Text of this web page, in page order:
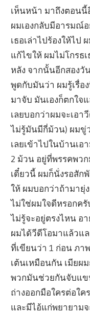
เห็นหน้า มาถึงตอนนี้
ผมเองกลับมีอารมณ์อ
เธอเล่าไปร้องให้ไป
แก้ไขให้ ผมไม่โกรธเ
หลัง จากนั้นอีกสอง
พูดกับมันว่า ผมรู้เรื่อ
มาจับ มันเองก็ตกใจ
เลยบอกว่าผมจะเอ
ไม่รู้มันมีกี่ม้วน) ผมขู่
เลยเข้าไปในบ้านเ
2 ม้วน อยู่ที่พรรคพว
เดี๋ยวนี้ ผมก็นั่งรอสัก
ให้ ผมบอกว่าถ้ามายุ่
ไม่ใช่ผมใจดีหรอกค
ไม่รู้จะอยู่ตรงไหน อ
ผมได้วีดีโอมาแล้วแ
ที่เขียนว่า 1 ก่อน ภา
เต้นเหมือนกัน เมียผ
พวกมันช่วยกันจับแข
ถ่างออกมือใครต่อใ
และมีไอ้แก่พยายาม